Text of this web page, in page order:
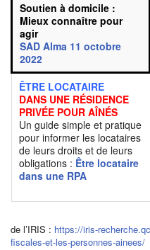
Soutien à domicile :
Mieux connaître pour
agir
SAD Alma 11 octobre
2022
ÊTRE LOCATAIRE
DANS UNE RÉSIDENCE
PRIVÉE POUR AÎNÉS
Un guide simple et pratique
pour informer les locataires
de leurs droits et de leurs
obligations : Être locataire
dans une RPA
de l’IRIS : https://iris-
fiscales-et-les-personnes-ainees/